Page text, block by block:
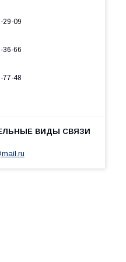
29-09
36-66
77-48